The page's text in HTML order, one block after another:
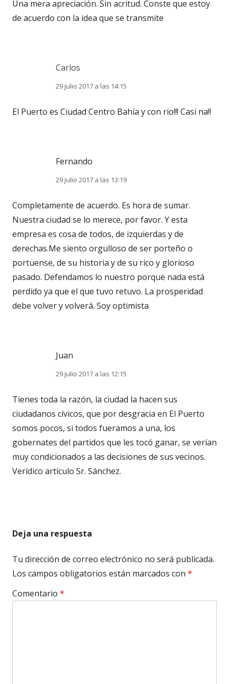
Una mera apreciación. Sin acritud. Conste que estoy
de acuerdo con la idea que se transmite
Carlos
29 julio 2017 a las 14:15
El Puerto es Ciudad Centro Bahía y con rio!!! Casi na!!
Fernando
29 julio 2017 a las 13:19
Completamente de acuerdo. Es hora de sumar.
Nuestra ciudad se lo merece, por favor. Y esta
empresa es cosa de todos, de izquierdas y de
derechas.Me siento orgulloso de ser porteño o
portuense, de su historia y de su rico y glorioso
pasado. Defendamos lo nuestro porque nada está
perdido ya que el que tuvo retuvo. La prosperidad
debe volver y volverá. Soy optimista
Juan
29 julio 2017 a las 12:15
Tienes toda la razón, la ciudad la hacen sus
ciudadanos cívicos, que por desgracia en El Puerto
somos pocos, si todos fueramos a una, los
gobernates del partidos que les tocó ganar, se verían
muy condicionados a las decisiones de sus vecinos.
Verídico artículo Sr. Sánchez.
Deja una respuesta
Tu dirección de correo electrónico no será publicada.
Los campos obligatorios están marcados con *
Comentario *